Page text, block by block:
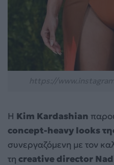
Η Kim Kardashian
concept-heavy looks
συνεργαζόμενη με τον
τη creative director